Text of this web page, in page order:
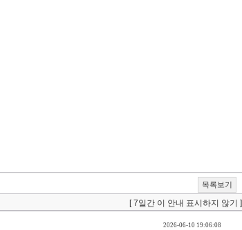
목록보기
[ 7일간 이 안내 표시하지 않기 ]
2026-06-10 19:06:08